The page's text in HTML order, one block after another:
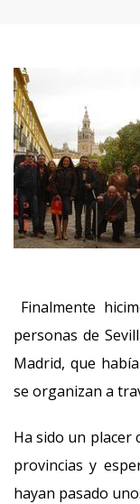
Finalmente
personas de
Madrid, que
se organizan a
Ha sido un placer
provincias y
hayan pasado